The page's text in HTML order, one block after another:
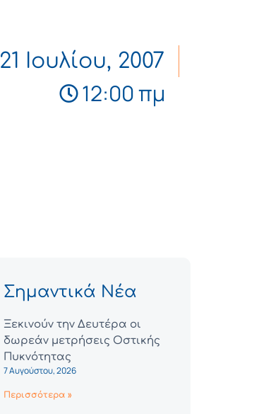
21 Ιουλίου, 2007
12:00 πμ
Σημαντικά Νέα
Ξεκινούν την Δευτέρα οι
δωρεάν μετρήσεις Οστικής
Πυκνότητας
7 Αυγούστου, 2026
Περισσότερα »